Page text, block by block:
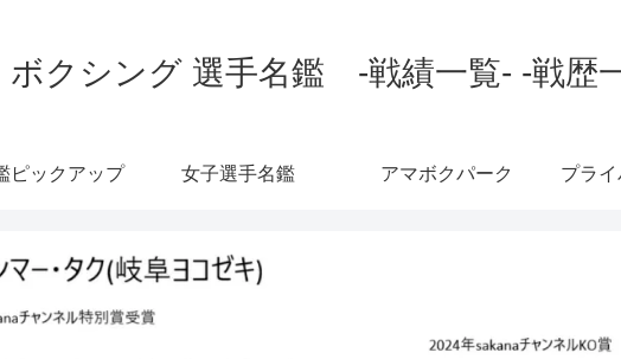
ボクシング 選手名鑑 -戦績一覧- -戦歴
ピックアップ 女子選手名鑑 アマボクパーク プラ